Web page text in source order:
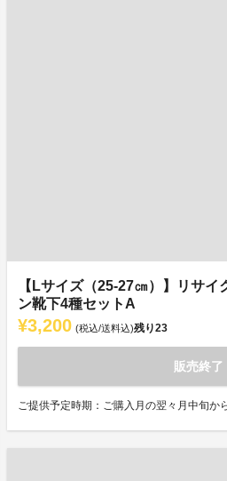
【Lサイズ（25-27㎝）】リサイ
ン靴下4種セットA
¥3,200 (税込/送料込)残り23
販売終了
ご提供予定時期：ご購入月の翌々月中旬か